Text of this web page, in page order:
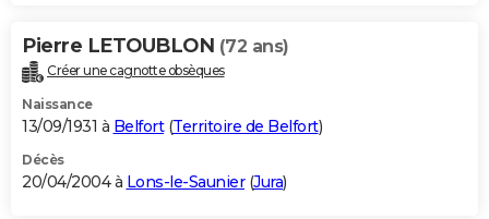
Pierre LETOUBLON (72 ans)
Créer une cagnotte obsèques
Naissance
13/09/1931 à Belfort(Territoire de Belfort)
Décès
20/04/2004 à Lons-le-Saunier(Jura)